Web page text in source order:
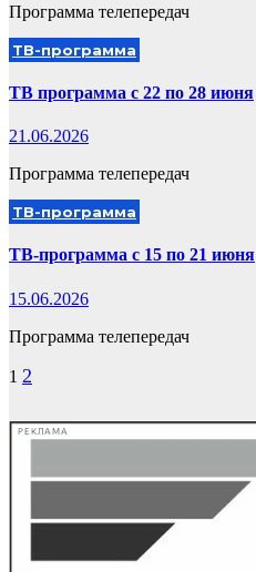
Программа телепередач
ТВ-программа
ТВ программа с 22 по 28 июня
21.06.2026
Программа телепередач
ТВ-программа
ТВ-программа с 15 по 21 июня
15.06.2026
Программа телепередач
Пагинация
1 2
РЕКЛАМА